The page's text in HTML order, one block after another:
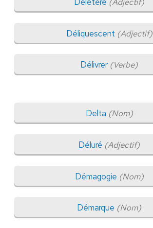
Déliquescent (Adjectif)
Délivrer (Verbe)
Delta (Nom)
Déluré (Adjectif)
Démagogie (Nom)
Démarque (Nom)